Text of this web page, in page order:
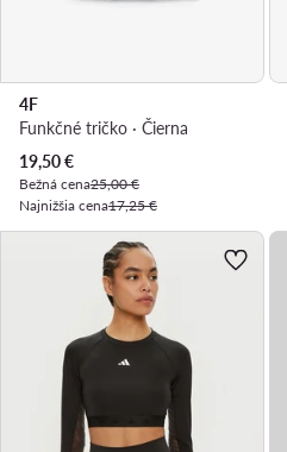
4F
Funkčné tričko · Čierna
Aktuálna cena
19,50€
Bežná cena25,00 €
Najnižšia cena17,25 €